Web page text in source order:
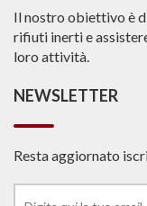
Il nostro obiettivo è
rifiuti inerti e
loro attività.
NEWSLETTER
Resta aggiornato